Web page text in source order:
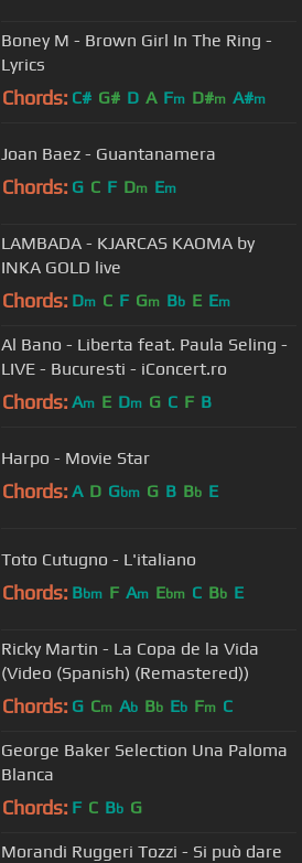
Boney M - Brown Girl In The Ring -
Lyrics
Chords: C# G# D A Fm D#m A#m
Joan Baez - Guantanamera
Chords: G C F Dm Em
LAMBADA - KJARCAS KAOMA by
INKA GOLD live
Chords: Dm C F Gm Bb E Em
Al Bano - Liberta feat. Paula Seling -
LIVE - Bucuresti - iConcert.ro
Chords: Am E Dm G C F B
Harpo - Movie Star
Chords: A D Gbm G B Bb E
Toto Cutugno - L'italiano
Chords: Bbm F Am Ebm C Bb E
Ricky Martin - La Copa de la Vida
(Video (Spanish) (Remastered))
Chords: G Cm Ab Bb Eb Fm C
George Baker Selection Una Paloma
Blanca
Chords: F C Bb G
Morandi Ruggeri Tozzi - Si può dare